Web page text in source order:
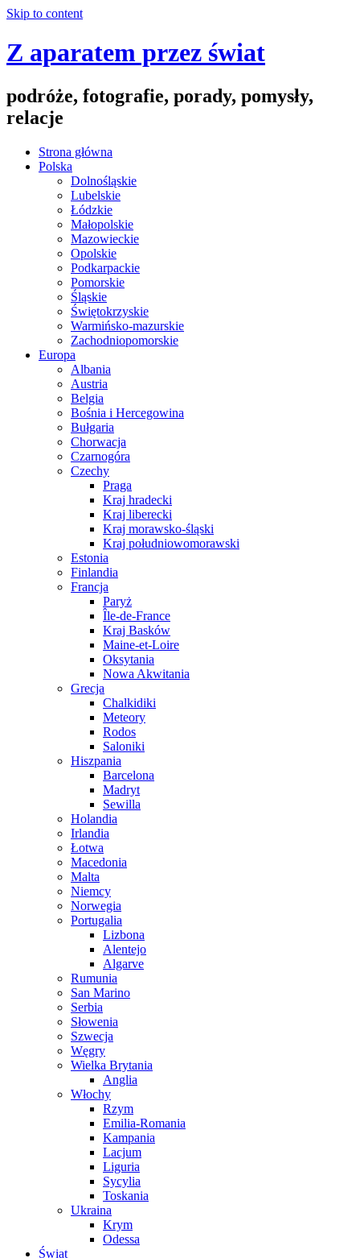
Skip to content
Z aparatem przez świat
podróże, fotografie, porady, pomysły,
relacje
Strona główna
Polska
Dolnośląskie
Lubelskie
Łódzkie
Małopolskie
Mazowieckie
Opolskie
Podkarpackie
Pomorskie
Śląskie
Świętokrzyskie
Warmińsko-mazurskie
Zachodniopomorskie
Europa
Albania
Austria
Belgia
Bośnia i Hercegowina
Bułgaria
Chorwacja
Czarnogóra
Czechy
Praga
Kraj hradecki
Kraj liberecki
Kraj morawsko-śląski
Kraj południowomorawski
Estonia
Finlandia
Francja
Paryż
Île-de-France
Kraj Basków
Maine-et-Loire
Oksytania
Nowa Akwitania
Grecja
Chalkidiki
Meteory
Rodos
Saloniki
Hiszpania
Barcelona
Madryt
Sewilla
Holandia
Irlandia
Łotwa
Macedonia
Malta
Niemcy
Norwegia
Portugalia
Lizbona
Alentejo
Algarve
Rumunia
San Marino
Serbia
Słowenia
Szwecja
Węgry
Wielka Brytania
Anglia
Włochy
Rzym
Emilia-Romania
Kampania
Lacjum
Liguria
Sycylia
Toskania
Ukraina
Krym
Odessa
Świat